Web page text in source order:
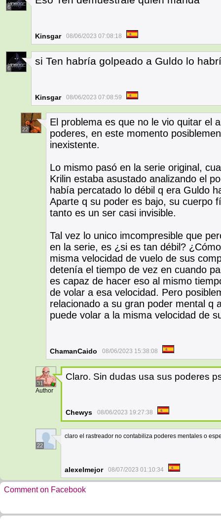
6
Kinsgar 08/06/2023 07:08:18
6
si Ten habría golpeado a Guldo lo
Kinsgar 08/06/2023 07:08:59
22
El problema es que no le vio quitar el
poderes, en este momento
inexistente.
Lo mismo pasó en la serie original,
Krilin estaba asustado analizando el
había percatado lo débil q era Guldo
Aparte q su poder es bajo, su cuerpo
tanto es un ser casi invisible.
Tal vez lo unico imcompresible que
en la serie, es ¿si es tan débil?
misma velocidad de vuelo de sus
detenía el tiempo de vez en cuando
es capaz de hacer eso al mismo
de volar a esa velocidad. Pero
relacionado a su gran poder mental q
puede volar a la misma velocidad de
ChamanCaido 08/06/2023 15:38:08
31
Author
Claro. Sin dudas usa sus poderes
Chewys 08/06/2023 19:27:38
22
claro el rastreador no contabiliza poderes mentales o
alexelmejor 08/07/2023 01:10:34
Comment on Facebook